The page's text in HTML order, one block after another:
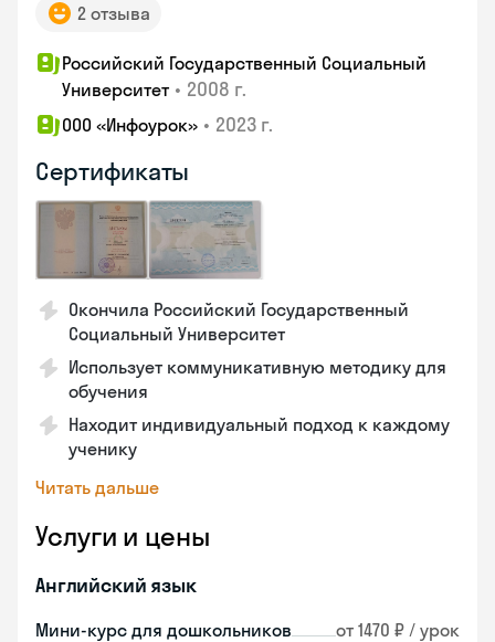
2 отзыва
Российский Государственный Социальный
Университет • 2008 г.
ООО «Инфоурок» • 2023 г.
Сертификаты
Окончила Российский Государственный
Социальный Университет
Использует коммуникативную методику для
обучения
Находит индивидуальный подход к каждому
ученику
Читать дальше
Услуги и цены
Английский язык
Мини-курс для дошкольников от 1470 ₽ / урок